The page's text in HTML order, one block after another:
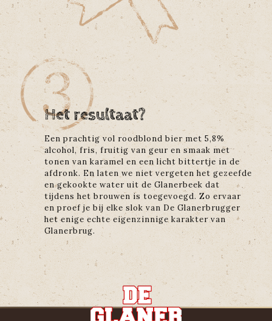
Het resultaat?
Een prachtig vol roodblond bier met 5,8%
alcohol, fris, fruitig van geur en smaak met
tonen van karamel en een licht bittertje in de
afdronk. En laten we niet vergeten het gezeefde
en gekookte water uit de Glanerbeek dat
tijdens het brouwen is toegevoegd. Zo ervaar
en proef je bij elke slok van De Glanerbrugger
het enige echte eigenzinnige karakter van
Glanerbrug.